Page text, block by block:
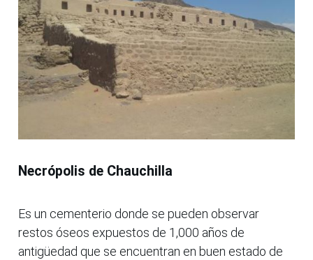
Necrópolis de Chauchilla
Es un cementerio donde se pueden observar
restos óseos expuestos de 1,000 años de
antigüedad que se encuentran en buen estado de